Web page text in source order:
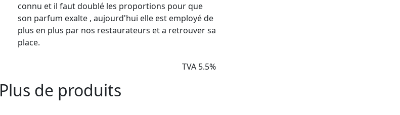
connu et il faut doublé les proportions pour que
son parfum exalte , aujourd'hui elle est employé de
plus en plus par nos restaurateurs et a retrouver sa
place.
TVA 5.5%
Plus de produits